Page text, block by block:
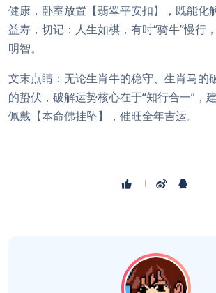
健康，卧室放置【翡翠平安扣】，既能化
益寿，切记：人生如棋，有时“骑牛”慢行
明智。
文末点睛：无论生肖牛的稳守、生肖马的
的蛰伏，破解运势核心在于“知行合一”，
佩戴【本命佛挂坠】，催旺全年吉运。